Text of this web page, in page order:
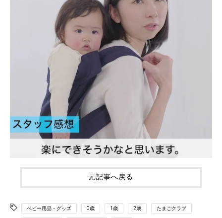
元記事へ戻る
ベビー用品・グッズ 0歳 1歳 2歳 たまごクラブ